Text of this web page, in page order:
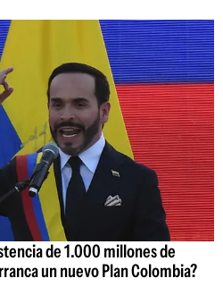
de 1.000 millones de
un nuevo Plan Colombia?